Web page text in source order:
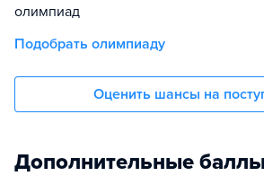
олимпиад
Подобрать олимпиаду
Оценить шансы на
Дополнительные